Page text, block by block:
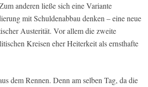
anderen ließe sich eine Variante
mit Schuldenabbau denken – eine neue
Austerität. Vor allem die zweite
Kreisen eher Heiterkeit als ernsthafte
dem Rennen. Denn am selben Tag, da die